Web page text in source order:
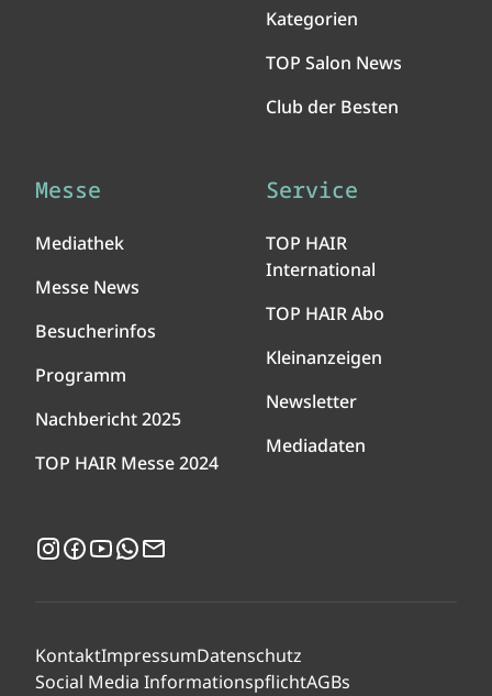
Kategorien
TOP Salon News
Club der Besten
Messe
Mediathek
Messe News
Besucherinfos
Programm
Nachbericht 2025
TOP HAIR Messe 2024
Service
TOP HAIR
International
TOP HAIR Abo
Kleinanzeigen
Newsletter
Mediadaten
Instagram
Facebook
YouTubeWhatsApp
KontaktImpressumDatenschutz
Social Media InformationspflichtAGBs